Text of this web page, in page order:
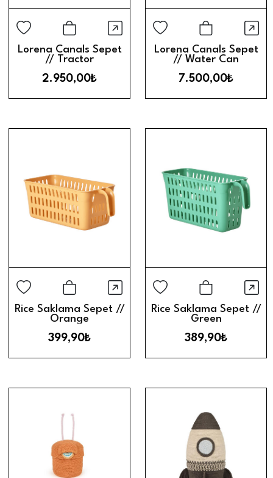
Sepete Ekle
Hızlı Görünüm
Lorena Canals Sepet
// Tractor
2.950,00₺
Sepete
Lorena Canals Sepet
// Water Can
7.500,00₺
Sepete Ekle
Hızlı Görünüm
Rice Saklama Sepet //
Orange
399,90₺
Sepete
Rice Saklama Sepet //
Green
389,90₺